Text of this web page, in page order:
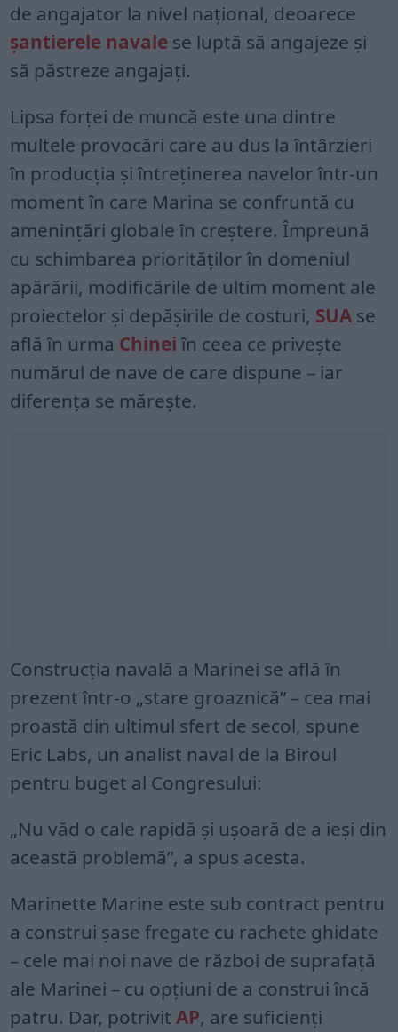
de angajator la nivel național, deoarece
șantierele navale se luptă să angajeze și
să păstreze angajați.
Lipsa forței de muncă este una dintre
multele provocări care au dus la întârzieri
în producția și întreținerea navelor într-un
moment în care Marina se confruntă cu
amenințări globale în creștere. Împreună
cu schimbarea priorităților în domeniul
apărării, modificările de ultim moment ale
proiectelor și depășirile de costuri, SUA se
află în urma Chineiîn ceea ce privește
numărul de nave de care dispune – iar
diferența se mărește.
Construcția navală a Marinei se află în
prezent într-o „stare groaznică” – cea mai
proastă din ultimul sfert de secol, spune
Eric Labs, un analist naval de la Biroul
pentru buget al Congresului:
„Nu văd o cale rapidă și ușoară de a ieși din
această problemă”, a spus acesta.
Marinette Marine este sub contract pentru
a construi șase fregate cu rachete ghidate
– cele mai noi nave de război de suprafață
ale Marinei – cu opțiuni de a construi încă
patru. Dar, potrivitAP, are suficienți